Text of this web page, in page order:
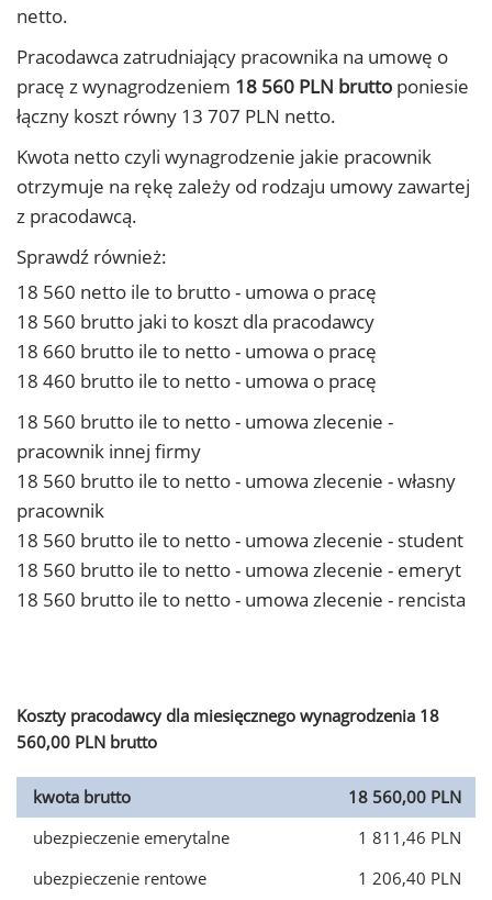
netto.
Pracodawca zatrudniający pracownika na umowę o
pracę z wynagrodzeniem 18 560 PLN brutto poniesie
łączny koszt równy 13 707 PLN netto.
Kwota netto czyli wynagrodzenie jakie pracownik
otrzymuje na rękę zależy od rodzaju umowy zawartej
z pracodawcą.
Sprawdź również:
18 560 netto ile to brutto - umowa o pracę
18 560 brutto jaki to koszt dla pracodawcy
18 660 brutto ile to netto - umowa o pracę
18 460 brutto ile to netto - umowa o pracę
18 560 brutto ile to netto - umowa zlecenie -
pracownik innej firmy
18 560 brutto ile to netto - umowa zlecenie - własny
pracownik
18 560 brutto ile to netto - umowa zlecenie - student
18 560 brutto ile to netto - umowa zlecenie - emeryt
18 560 brutto ile to netto - umowa zlecenie - rencista
Koszty pracodawcy dla miesięcznego wynagrodzenia 18
560,00 PLN brutto
kwota brutto
18 560,00 PLN
ubezpieczenie emerytalne
1 811,46 PLN
ubezpieczenie rentowe
1 206,40 PLN